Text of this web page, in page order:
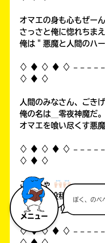
メニュー
ぼく、のべ
オマエの身も心もぜー
さっさと俺に惚れちま
俺は＂悪魔と人間のハ
♢ ♦︎ ♢ ♦︎ ♢ 𓐄 𓐄 𓐄 𓐄 𓐄
♢ ♦︎ ♢
人間のみなさん、ごき
俺の名は＿零夜神魔だ。
オマエを喰い尽くす悪魔
♢ ♦︎ ♢ ♦︎ ♢ 𓐄 𓐄 𓐄 𓐄 𓐄
♢ ♦︎ ♢
こんちゃ
自分の初投稿を見て俺
中1なのにイタいって！
♢ ♦︎ ♢ ♦︎ ♢ 𓐄 𓐄 𓐄 𓐄 𓐄